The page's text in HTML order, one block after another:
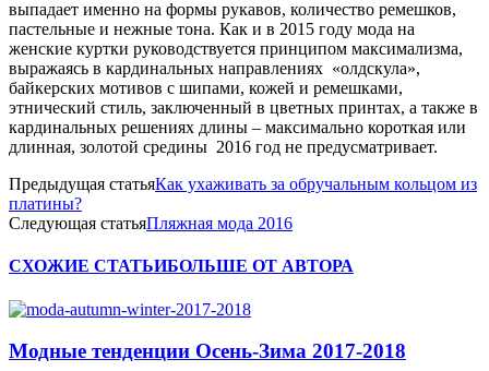
выпадает именно на формы рукавов, количество ремешков,
пастельные и нежные тона. Как и в 2015 году мода на
женские куртки руководствуется принципом максимализма,
выражаясь в кардинальных направлениях «олдскула»,
байкерских мотивов с шипами, кожей и ремешками,
этнический стиль, заключенный в цветных принтах, а также в
кардинальных решениях длины – максимально короткая или
длинная, золотой средины 2016 год не предусматривает.
Предыдущая статьяКак ухаживать за обручальным кольцом из
платины?
Следующая статьяПляжная мода 2016
СХОЖИЕ СТАТЬИБОЛЬШЕ ОТ АВТОРА
Модные тенденции Осень-Зима 2017-2018